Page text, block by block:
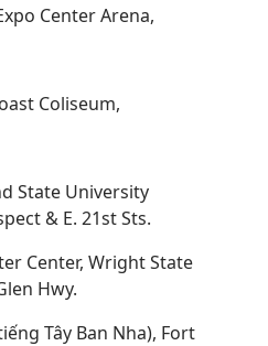
Center Arena,
Coliseum,
State University
& E. 21st Sts.
Center, Wright State
Hwy.
Tây Ban Nha), Fort